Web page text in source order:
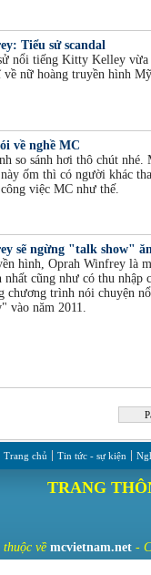
Tiểu sử scandal
nổi tiếng Kitty Kelley vừa
về nữ hoàng truyền hình
về nghề MC
so sánh hơi thô chút
ốm thì có người khác
việc MC như thế.
sẽ ngừng "talk show"
hình, Oprah Winfrey là
nhất cũng như có thu nhập
chương trình nói chuyện
vào năm 2011.
Trang chủ Tin tức - sự kiện
TRANG
thuộc về mcvietnam.net -